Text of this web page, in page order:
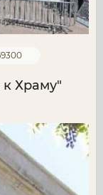
к Храму"